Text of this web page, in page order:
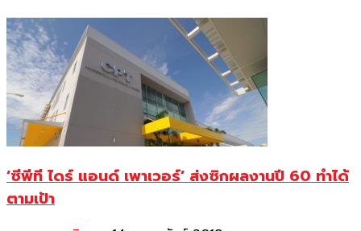
‘ซีพีที ไดร์ แอนด์ เพาเวอร์’ ส่งซิกผลงานปี 60 ทำได้
ตามเป้า